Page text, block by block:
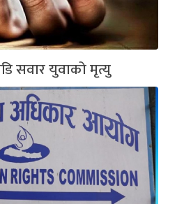
सवार युवाको मृत्यु